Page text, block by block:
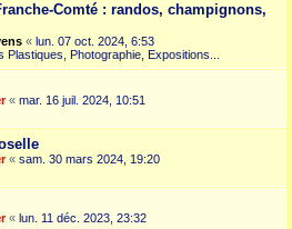
Comté : randos, champignons,
« lun. 07 oct. 2024, 6:53
Plastiques, Photographie, Expositions...
« mar. 16 juil. 2024, 10:51
« sam. 30 mars 2024, 19:20
« lun. 11 déc. 2023, 23:32